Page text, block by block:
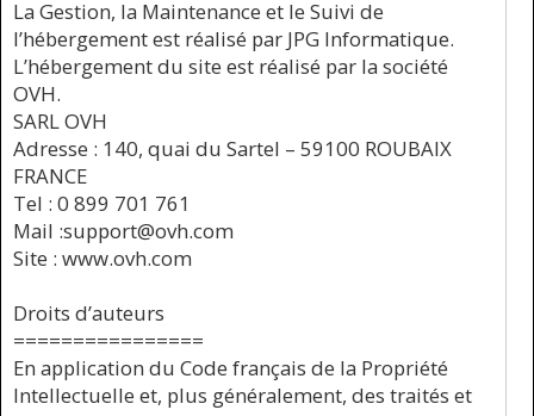
La Gestion, la Maintenance et le Suivi de
l’hébergement est réalisé par JPG Informatique.
L’hébergement du site est réalisé par la société
OVH.
SARL OVH
Adresse : 140, quai du Sartel – 59100 ROUBAIX
FRANCE
Tel : 0 899 701 761
Mail :support@ovh.com
Site : www.ovh.com
Droits d’auteurs
================
En application du Code français de la Propriété
Intellectuelle et, plus généralement, des traités et